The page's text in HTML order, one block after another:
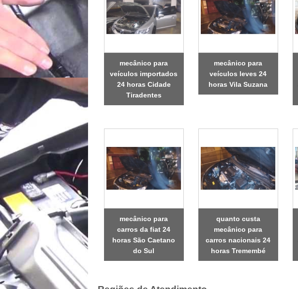
mecânico para
veículos importados
24 horas Cidade
Tiradentes
mecânico para
veículos leves 24
horas Vila Suzana
mecânico para
carros da fiat 24
horas São Caetano
do Sul
quanto custa
mecânico para
carros nacionais 24
horas Tremembé